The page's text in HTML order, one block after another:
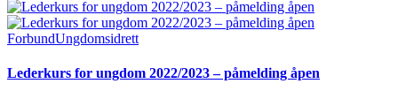
ForbundUngdomsidrett
Lederkurs for ungdom 2022/2023 – påmelding åpen